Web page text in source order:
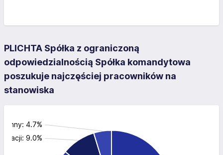
PLICHTA Spółka z ograniczoną
odpowiedzialnością Spółka komandytowa
poszukuje najczęściej pracowników na
stanowiska
9.0%
Inny: 4.7%